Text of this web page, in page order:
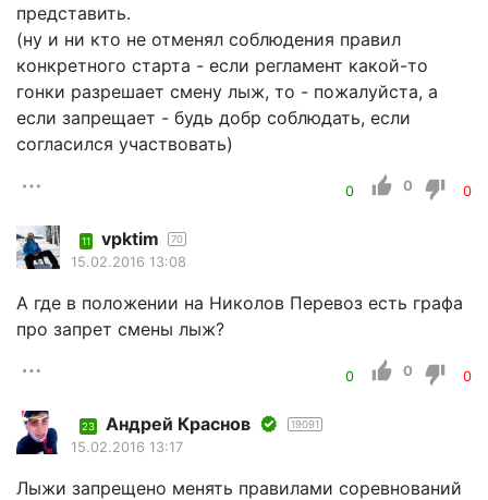
представить.
(ну и ни кто не отменял соблюдения правил
конкретного старта - если регламент какой-то
гонки разрешает смену лыж, то - пожалуйста, а
если запрещает - будь добр соблюдать, если
согласился участвовать)
0 0 0
11 vpktim 70
15.02.2016 13:08
А где в положении на Николов Перевоз есть графа
про запрет смены лыж?
0 0 0
23 Андрей Краснов 19091
15.02.2016 13:17
Лыжи запрещено менять правилами соревнований